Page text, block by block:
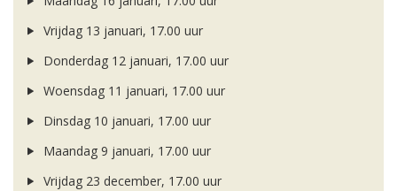
Vrijdag 13 januari, 17.00 uur
Donderdag 12 januari, 17.00 uur
Woensdag 11 januari, 17.00 uur
Dinsdag 10 januari, 17.00 uur
Maandag 9 januari, 17.00 uur
Vrijdag 23 december, 17.00 uur